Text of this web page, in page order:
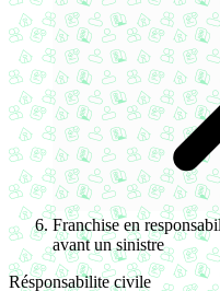
Franchise en
avant un sinistre
Résponsabilite civile